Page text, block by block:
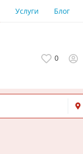
Услуги Блог
0